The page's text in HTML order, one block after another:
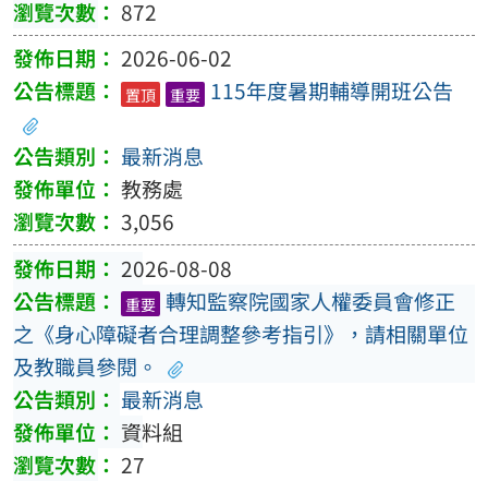
872
2026-06-02
置頂 重要 115年度暑期輔導開班公告
最新消息
教務處
3,056
2026-08-08
重要 轉知監察院國家人權委員會修正
之《身心障礙者合理調整參考指引》，請相關單位
及教職員參閱。
最新消息
資料組
27